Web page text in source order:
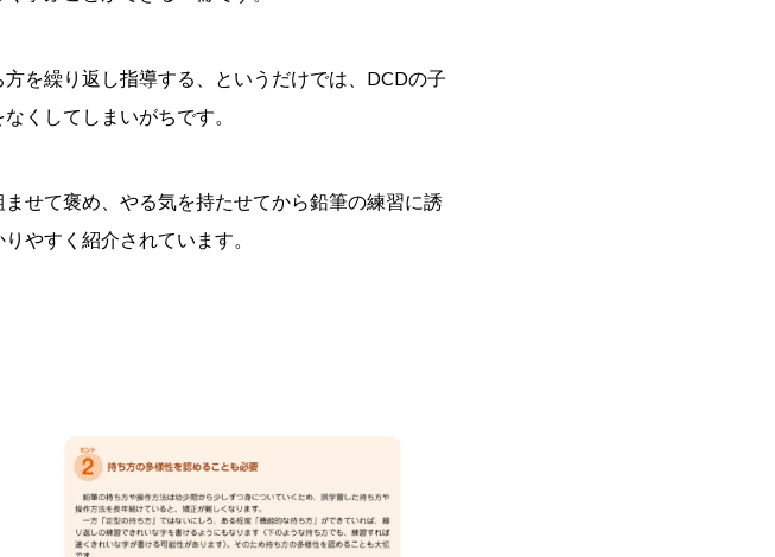
を繰り返し指導する、というだけでは、DCDの子
くしてしまいがちです。
せて褒め、やる気を持たせてから鉛筆の練習に誘
やすく紹介されています。